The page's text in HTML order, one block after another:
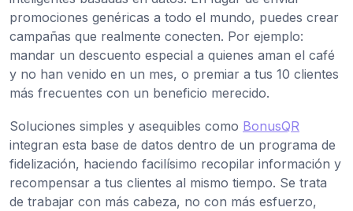
promociones genéricas a todo el mundo, puedes crear
campañas que realmente conecten. Por ejemplo:
mandar un descuento especial a quienes aman el café
y no han venido en un mes, o premiar a tus 10 clientes
más frecuentes con un beneficio merecido.
Soluciones simples y asequibles como BonusQR
integran esta base de datos dentro de un programa de
fidelización, haciendo facilísimo recopilar información y
recompensar a tus clientes al mismo tiempo. Se trata
de trabajar con más cabeza, no con más esfuerzo,